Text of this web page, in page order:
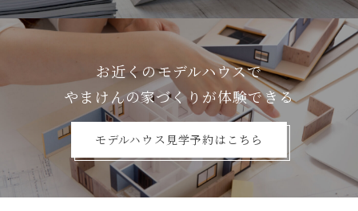
お近くのモデルハウスで
やまけんの家づくりが体験できる
モデルハウス見学予約はこちら